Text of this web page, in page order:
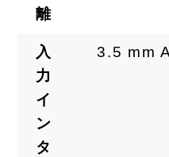
離
入
力
イ
ン
タ
3.5 mm